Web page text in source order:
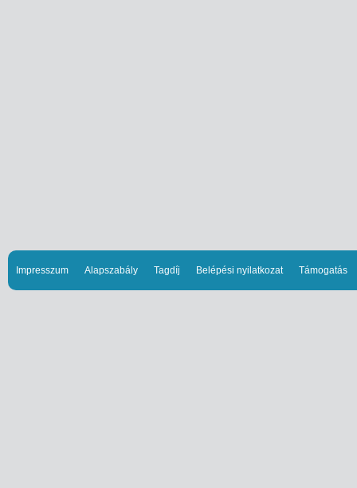
Impresszum Alapszabály Tagdíj Belépési nyilatkozat Támogatás